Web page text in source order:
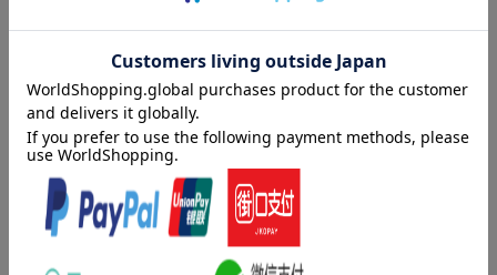
ーお客様都合によるキャンセルの場合は「特典対象外」
ーご注文後「対象商品」が欠品や発売延期・中止などで発送でき
ない場合は「特典対象外」
ーメンテナンスなどで、ご注文いただけない場合がございます
が、特典対象期間を延長することはございません。何とぞご了承
ください。
ー当企画を予告なく中止させていただく場合がございます。
そんな超ポジティブなかのまん流ダイエット＆メンタルの作り方
を漫画で解説。
第1章 食欲が止まらない私はおかしいですか？
第2章 産後ゾンビからの生まれ変わり
第3章 頑張って生きる私たちへ
巻末付録 モチベ爆上がり「まずはこれ」レシピ
内容紹介（「BOOK」データベースより）
産後→（マイナス）１８ｋｇの大変身。心も身体も健やかになる
かのまん流ダイエットコミックエッセイ。